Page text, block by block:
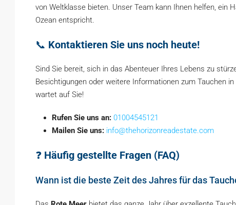
von Weltklasse bieten. Unser Team kann Ihnen helfen, ein
Ozean entspricht.
📞 Kontaktieren Sie uns noch heute!
Sind Sie bereit, sich in das Abenteuer Ihres Lebens zu
Besichtigungen oder weitere Informationen zum Tauchen
wartet auf Sie!
Rufen Sie uns an: 01004545121
Mailen Sie uns: info@thehorizonreadestate.com
❓ Häufig gestellte Fragen (FAQ)
Wann ist die beste Zeit des Jahres für das